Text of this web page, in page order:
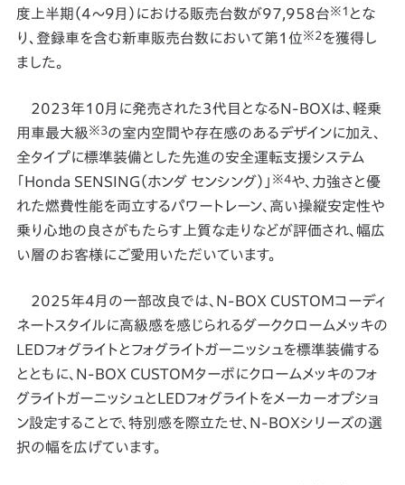
度上半期（4～9月）における販売台数が97,958台※1 とな
り､登録車を含む新車販売台数において第1位※2を獲得し
ました。
2023年10月に発売された３代目となるN-BOXは、軽乗
用車最大級※3の室内空間や存在感のあるデザインに加え、
全タイプに標準装備とした先進の安全運転支援システム
「Honda SENSING（ホンダ センシング）」 ※4や、力強さと優
れた燃費性能を両立するパワートレーン、高い操縦安定性や
乗り心地の良さがもたらす上質な走りなどが評価され、幅広
い層のお客様にご愛用いただいています。
2025年4月の一部改良では、N-BOX CUSTOMコーディ
ネートスタイルに高級感を感じられるダーククロームメッキの
LEDフォグライトとフォグライトガーニッシュを標準装備する
とともに、N-BOX CUSTOMターボにクロームメッキのフォ
グライトガーニッシュとLEDフォグライトをメーカーオプショ
ン設定することで、特別感を際立たせ、N-BOXシリーズの選
択の幅を広げています。